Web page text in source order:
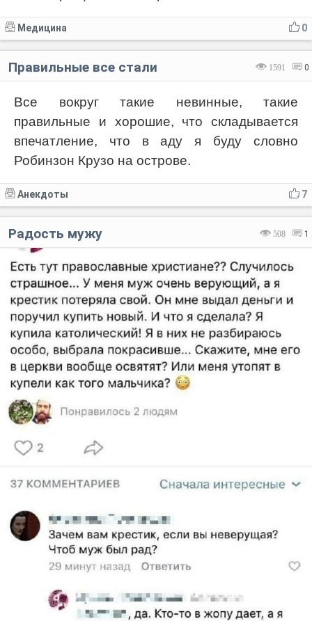
0
Медицина
1591 0
Правильные все стали
Все вокруг такие невинные, такие
правильные и хорошие, что складывается
впечатление, что в аду я буду словно
Робинзон Крузо на острове.
7
Анекдоты
508 1
Радость мужу